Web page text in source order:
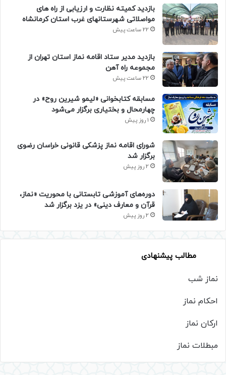
بازدید کمیته نظارت و ارزیابی از راه های
مواصلاتی شهرستانهای غرب استان کرمانشاه
22 ساعت پیش
بازدید مدیر ستاد اقامه نماز استان تهران از
مجموعه راه آهن
22 ساعت پیش
مسابقه کتابخوانی «لیمو شیرین روح» در
چهارمحال و بختیاری برگزار می‌شود
1 روز پیش
شورای اقامه نماز پزشکی قانونی خراسان رضوی
برگزار شد
2 روز پیش
دوره‌های آموزشی تابستانی با محوریت «نماز،
قرآن و معارف دینی» در یزد برگزار شد
2 روز پیش
مطالب پیشنهادی
نماز شب
احکام نماز
ارکان نماز
مبطلات نماز